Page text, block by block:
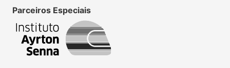
Parceiros Especiais